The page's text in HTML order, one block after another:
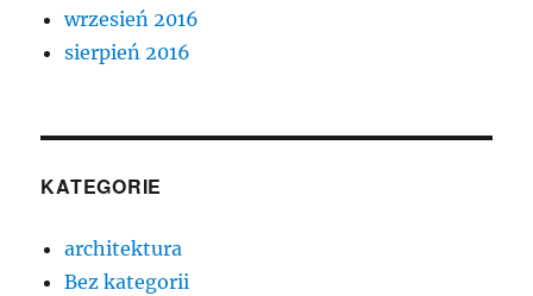
wrzesień 2016
sierpień 2016
KATEGORIE
architektura
Bez kategorii